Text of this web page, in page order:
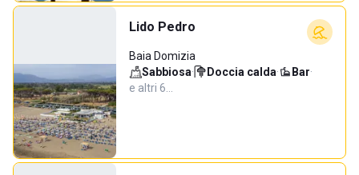
Lido Pedro
Baia Domizia
Sabbiosa· Doccia calda· Bar·
e altri 6…